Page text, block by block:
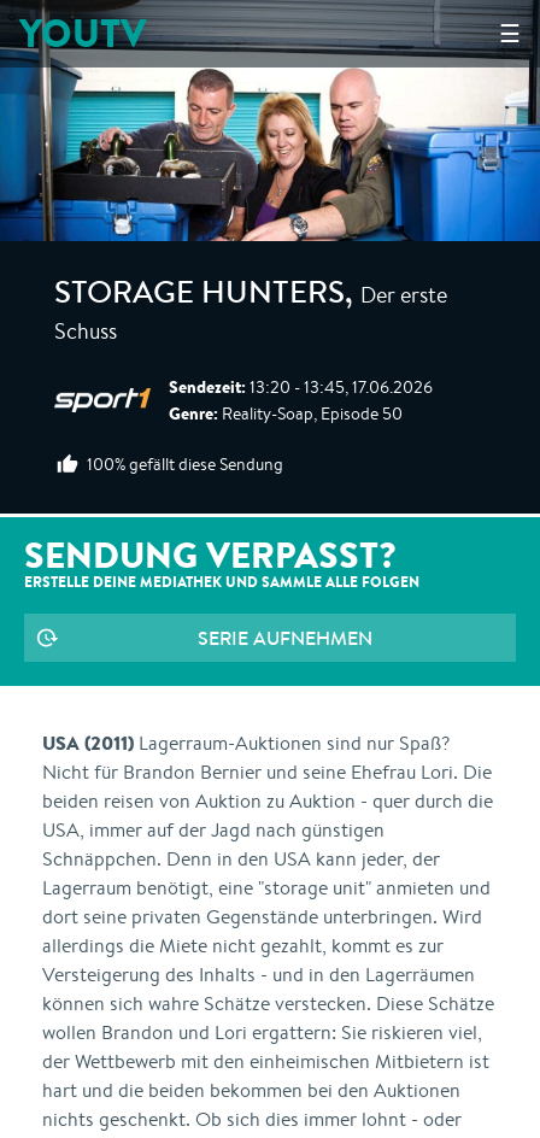
☰
YOUTV
STORAGE HUNTERS, Der erste
Schuss
Sendezeit: 13:20 - 13:45, 17.06.2026
Genre: Reality-Soap, Episode 50
100% gefällt diese Sendung
SENDUNG VERPASST?
ERSTELLE DEINE MEDIATHEK UND SAMMLE ALLE FOLGEN
SERIE AUFNEHMEN
USA (2011) Lagerraum-Auktionen sind nur Spaß?
Nicht für Brandon Bernier und seine Ehefrau Lori. Die
beiden reisen von Auktion zu Auktion - quer durch die
USA, immer auf der Jagd nach günstigen
Schnäppchen. Denn in den USA kann jeder, der
Lagerraum benötigt, eine "storage unit" anmieten und
dort seine privaten Gegenstände unterbringen. Wird
allerdings die Miete nicht gezahlt, kommt es zur
Versteigerung des Inhalts - und in den Lagerräumen
können sich wahre Schätze verstecken. Diese Schätze
wollen Brandon und Lori ergattern: Sie riskieren viel,
der Wettbewerb mit den einheimischen Mitbietern ist
hart und die beiden bekommen bei den Auktionen
nichts geschenkt. Ob sich dies immer lohnt - oder